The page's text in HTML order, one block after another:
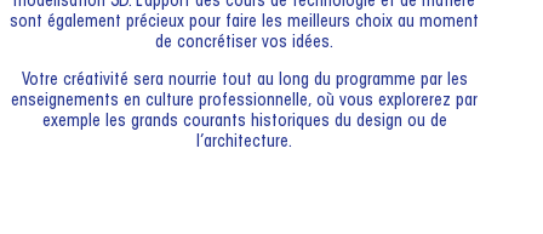
sont également précieux pour faire les meilleurs choix au moment
de concrétiser vos idées.
Votre créativité sera nourrie tout au long du programme par les
enseignements en culture professionnelle, où vous explorerez par
exemple les grands courants historiques du design ou de
l’architecture.